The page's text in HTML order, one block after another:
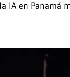
IA en Panamá